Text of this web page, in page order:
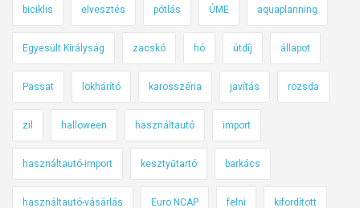
biciklis elvesztés pótlás ÚME aquaplanning
Egyesült Királyság zacskó hó útdíj állapot
Passat lökhárító karosszéria javítás rozsda
zil halloween használtautó import
használtautó-import kesztyűtartó barkács
használtautó-vásárlás Euro NCAP felni kifordított